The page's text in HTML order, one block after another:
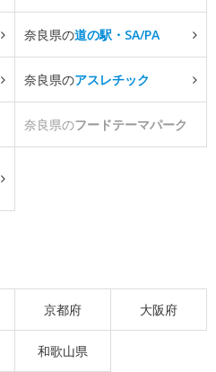
奈良県の道の駅・SA/PA
奈良県のアスレチック
奈良県のフードテーマパーク
京都府 大阪府
和歌山県